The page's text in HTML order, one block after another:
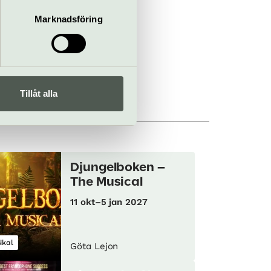
Marknadsföring
Tillåt alla
(IR-
1–8 på
och närmsta
i
i vegetariskt,
vin, öl,
Djungelboken –
The Musical
11 okt–5 jan 2027
Göta Lejon